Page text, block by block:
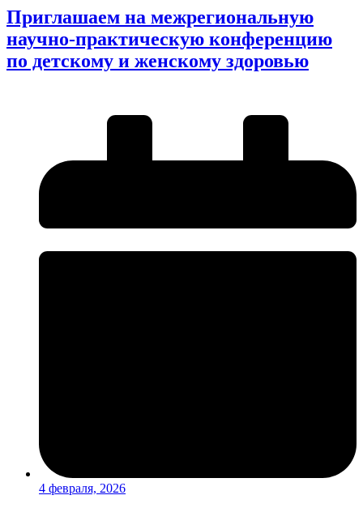
Приглашаем на межрегиональную
научно-практическую конференцию
по детскому и женскому здоровью
4 февраля, 2026